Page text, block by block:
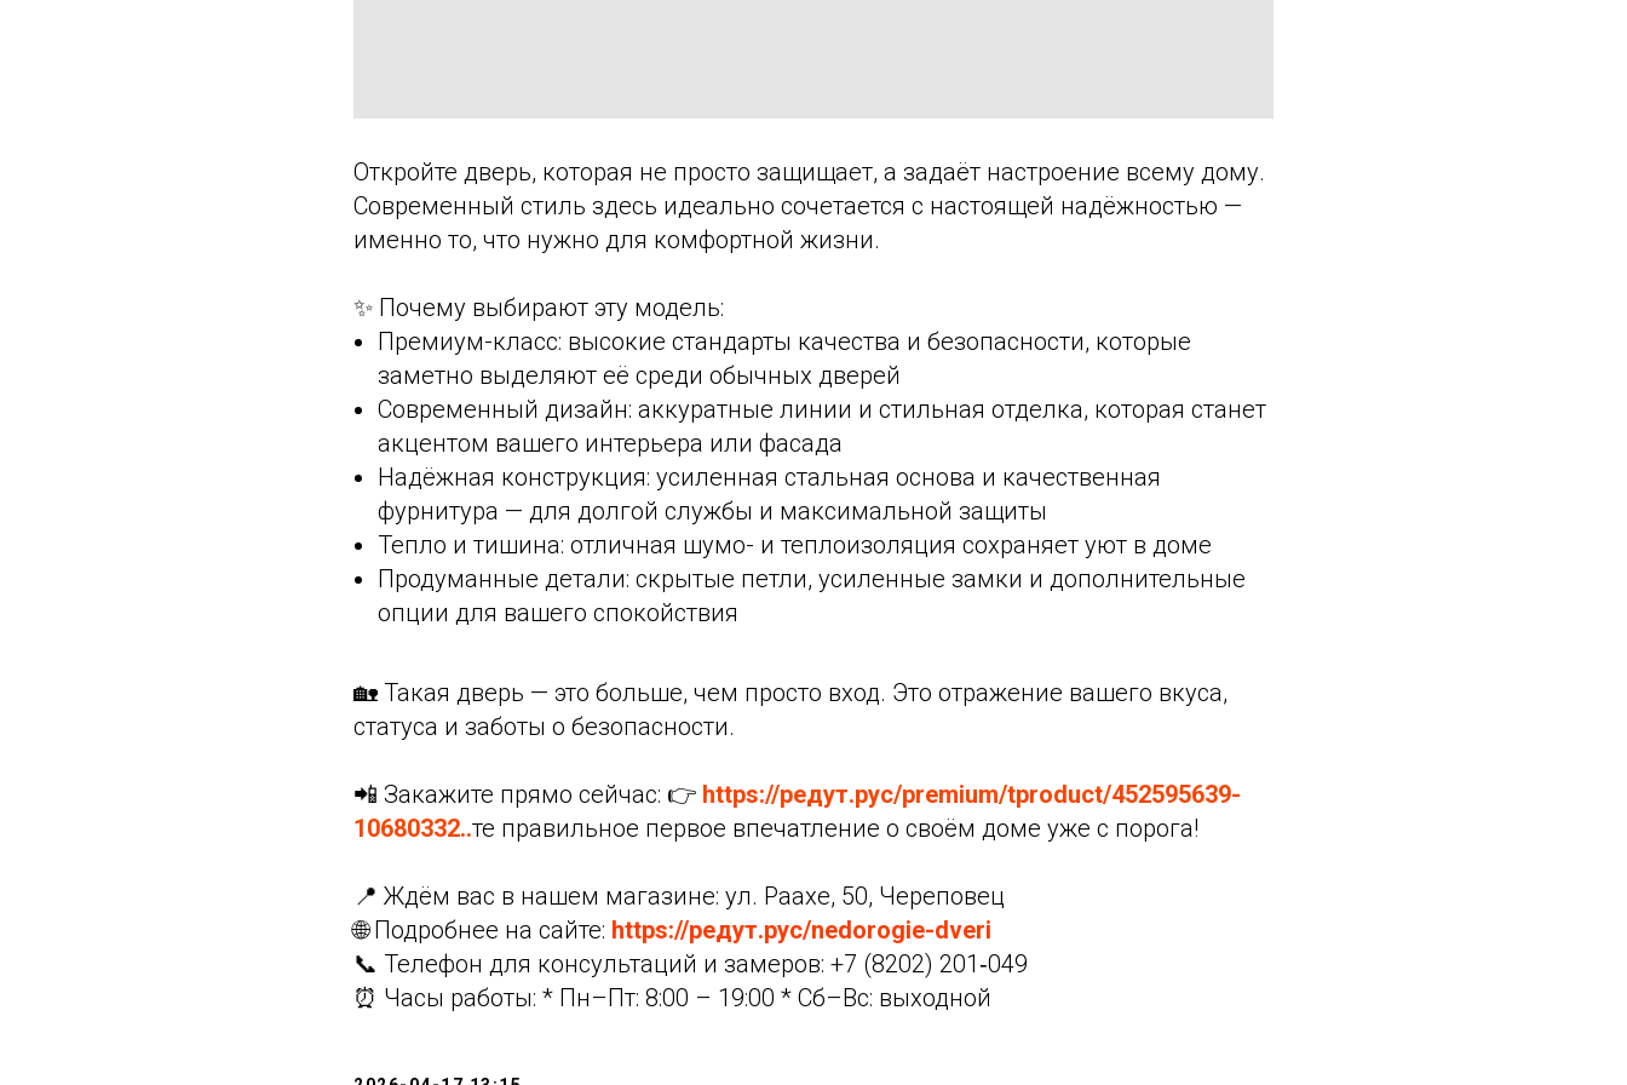
Откройте дверь, которая не просто защищает, а задаёт настроение всему дому.
Современный стиль здесь идеально сочетается с настоящей надёжностью —
именно то, что нужно для комфортной жизни.
✨ Почему выбирают эту модель:
Премиум-класс: высокие стандарты качества и безопасности, которые
заметно выделяют её среди обычных дверей
Современный дизайн: аккуратные линии и стильная отделка, которая станет
акцентом вашего интерьера или фасада
Надёжная конструкция: усиленная стальная основа и качественная
фурнитура — для долгой службы и максимальной защиты
Тепло и тишина: отличная шумо- и теплоизоляция сохраняет уют в доме
Продуманные детали: скрытые петли, усиленные замки и дополнительные
опции для вашего спокойствия
🏡 Такая дверь — это больше, чем просто вход. Это отражение вашего вкуса,
статуса и заботы о безопасности.
📲 Закажите прямо сейчас: 👉 https://редут.рус/premium/tproduct/452595639-
10680332..те правильное первое впечатление о своём доме уже с порога!
📍 Ждём вас в нашем магазине: ул. Раахе, 50, Череповец
🌐 Подробнее на сайте: https://редут.рус/nedorogie-dveri
📞 Телефон для консультаций и замеров: +7 (8202) 201‑049
⏰ Часы работы: * Пн–Пт: 8:00 – 19:00 * Сб–Вс: выходной